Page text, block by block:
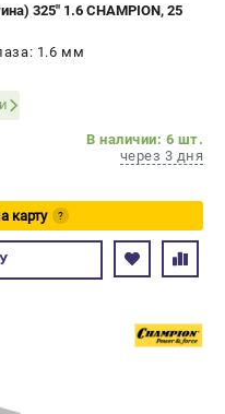
325" 1.6 CHAMPION, 25
1.6 мм
В наличии: 6 шт.
через 3 дня
карту ?